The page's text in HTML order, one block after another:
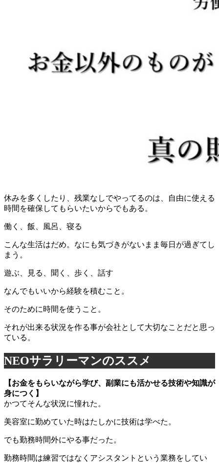
休みを多くしたり、残業なしでやってるのは、自由に使える
時間を確保してもらいたいからでもある。
働く、飯、風呂、寝る
こんな生活はだめ。なにも気づきがないまま毎日が過ぎてし
まう。
遊ぶ、見る、聞く、歩く、話す
なんでもいいから経験を積むこと。
そのために時間を使うこと。
それが出来る状況を作る事が会社として大切なことだと思っ
ている。
NEOサラリーマンのススメ
【お金をもらいながら学び、副業にも活かせる技術や知識が
身につく】
かつてそんな状況に憧れた。
美容室に勤めていた時はたしかに技術は学べた。
でも勤務時間外にやる事だった。
勤務時間は練習ではなくアシスタントという業務をしてい